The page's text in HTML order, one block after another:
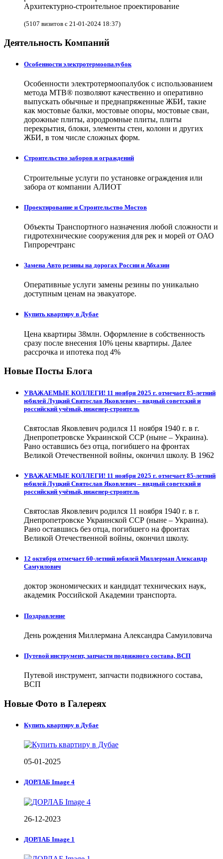
Архитектурно-строительное проектирование
(5107 визитов с 21-01-2024 18:37)
Деятельность Компаний
Особенности электротермоопалубок
Особенности электротермоопалубок с использованием
метода МТВ® позволяют качественно и оперативно
выпускать обычные и преднапряженные ЖБИ, такие
как мостовые балки, мостовые опоры, мостовые сваи,
дорожные плиты, аэродромные плиты, плиты
перекрытия, блоки, элементы стен, колонн и других
ЖБИ, в том числе сложных форм.
Строительство заборов и ограждений
Строительные услуги по установке ограждения или
забора от компании АЛИОТ
Проектирование и Строительство Мостов
Объекты Транспортного назначения любой сложности и
гидротехнические сооружения для рек и морей от ОАО
Гипроречтранс
Замена Авто резины на дорогах России и Абхазии
Оперативные услуги замены резины по уникально
доступным ценам на эвакуаторе.
Купить квартиру в Дубае
Цена квартиры 38млн. Оформление в собственность
сразу после внесения 10% цены квартиры. Далее
рассрочка и ипотека под 4%
Новые Посты Блога
УВАЖАЕМЫЕ КОЛЛЕГИ! 11 ноября 2025 г. отмечает 85-летний
юбилей Луцкий Святослав Яковлевич – видный советский и
российский учёный, инженер-строитель
Святослав Яковлевич родился 11 ноября 1940 г. в г.
Днепропетровске Украинской ССР (ныне – Украина).
Рано оставшись без отца, погибшего на фронтах
Великой Отечественной войны, окончил школу. В 1962
УВАЖАЕМЫЕ КОЛЛЕГИ! 11 ноября 2025 г. отмечает 85-летний
юбилей Луцкий Святослав Яковлевич – видный советский и
российский учёный, инженер-строитель
Святослав Яковлевич родился 11 ноября 1940 г. в г.
Днепропетровске Украинской ССР (ныне – Украина).
Рано оставшись без отца, погибшего на фронтах
Великой Отечественной войны, окончил школу.
12 октября отмечает 60-летний юбилей Миллерман Александр
Самуилович
доктор экономических и кандидат технических наук,
академик Российской Академии транспорта.
Поздравление
День рождения Миллермана Александра Самуиловича
Путевой инструмент, запчасти подвижного состава, ВСП
Путевой инструмент, запчасти подвижного состава,
ВСП
Новые Фото в Галереях
Купить квартиру в Дубае
05-01-2025
ДОРЛАБ Image 4
26-12-2023
ДОРЛАБ Image 1